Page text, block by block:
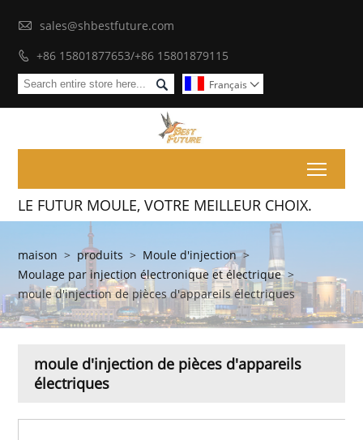
 sales@shbestfuture.com
 +86 15801877653/+86 15801879115
 Français 
LE FUTUR MOULE, VOTRE MEILLEUR CHOIX.
maison > produits > Moule d'injection >
Moulage par injection électronique et électrique >
moule d'injection de pièces d'appareils électriques
moule d'injection de pièces d'appareils
électriques